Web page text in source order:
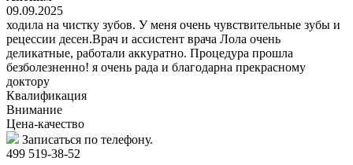
09.09.2025
ходила на чистку зубов. У меня очень чувствительные зубы и
рецессии десен.Врач и ассистент врача Лола очень
деликатные, работали аккуратно. Процедура прошла
безболезненно! я очень рада и благодарна прекрасному
доктору
Квалификация
Внимание
Цена-качество
Записаться по телефону.
499 519-38-52